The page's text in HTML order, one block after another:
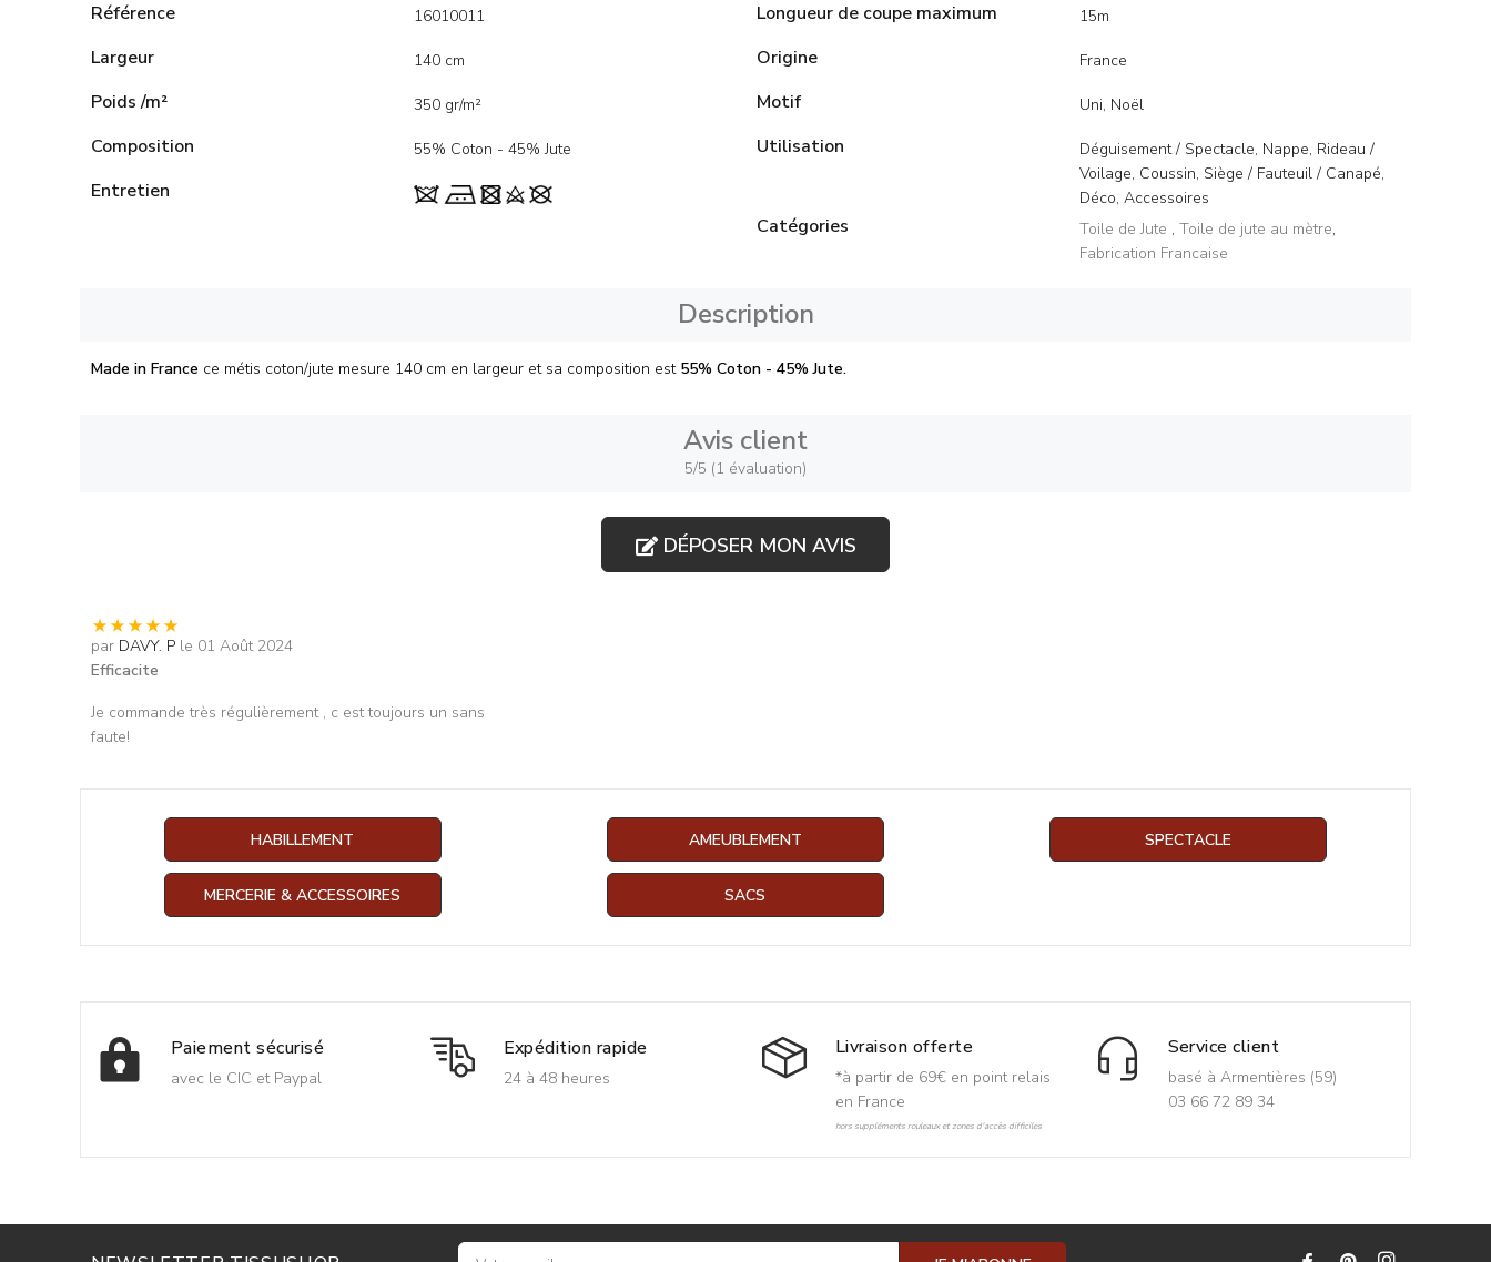
Référence 16010011
Largeur 140 cm
Poids /m² 350 gr/m²
Composition 55% Coton - 45% Jute
Entretien
Longueur de coupe maximum 15m
Origine France
Motif Uni, Noël
Utilisation
Déguisement / Spectacle, Nappe, Rideau /
Voilage, Coussin, Siège / Fauteuil / Canapé,
Déco, Accessoires
Catégories Toile de Jute , Toile de jute au mètre,
Fabrication Francaise
Description
Made in France ce métis coton/jute mesure 140 cm en largeur et sa composition est 55% Coton - 45% Jute.
Avis client
5/5 (1 évaluation)
DÉPOSER MON AVIS
par DAVY. P le 01 Août 2024
Efficacite
Je commande très régulièrement , c est toujours un sans
faute!
HABILLEMENT AMEUBLEMENT SPECTACLE
MERCERIE & ACCESSOIRES SACS
Paiement sécurisé
avec le CIC et Paypal
Expédition rapide
24 à 48 heures
Livraison offerte
*à partir de 69€ en point relais
en France
hors suppléments rouleaux et zones d'accès difficiles
Service client
basé à Armentières (59)
03 66 72 89 34